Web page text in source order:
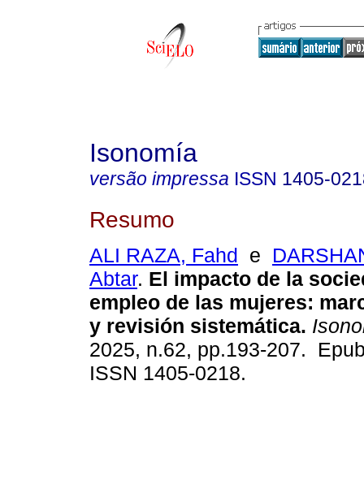
Isonomía
versão impressa ISSN 1405-
Resumo
ALI RAZA, Fahd e
Abtar. El impacto de la
empleo de las mujeres:
y revisión sistemática.
2025, n.62, pp.193-207.
ISSN 1405-0218.